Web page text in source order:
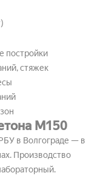
постройки
стяжек
М150
в Волгограде — в
Производство